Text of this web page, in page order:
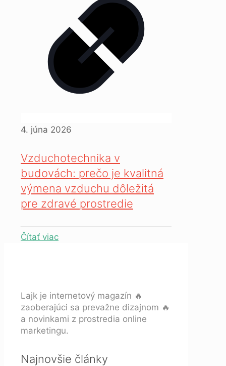
4. júna 2026
Vzduchotechnika v
budovách: prečo je kvalitná
výmena vzduchu dôležitá
pre zdravé prostredie
Čítať viac
Lajk je internetový magazín 🔥
zaoberajúci sa prevažne dizajnom 🔥
a novinkami z prostredia online
marketingu.
Najnovšie články